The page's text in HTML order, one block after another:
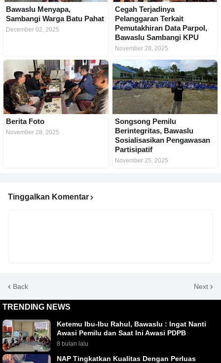
Bawaslu Menyapa,
Sambangi Warga Batu Pahat
December 02, 2025
Cegah Terjadinya
Pelanggaran Terkait
Pemutakhiran Data Parpol,
Bawaslu Sambangi KPU
November 28, 2025
Berita Foto
November 28, 2025
Songsong Pemilu
Berintegritas, Bawaslu
Sosialisasikan Pengawasan
Partisipatif
November 25, 2025
Tinggalkan Komentar
Back Next
TRENDING NEWS
Ketemu Ibu-Ibu Rahul, Bawaslu : Ingat Nanti
Awasi Pemilu dan Saat Ini Awasi PDPB
8 bulan lalu
NAP Tingkatkan Kualitas Dengan Perluas